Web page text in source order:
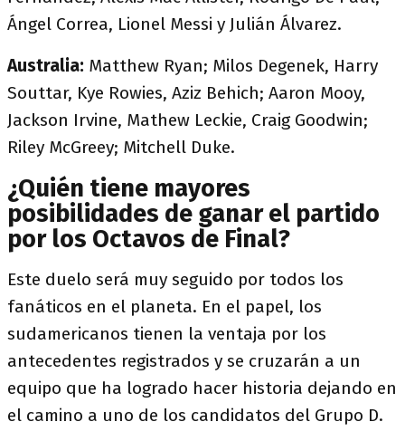
Ángel Correa, Lionel Messi y Julián Álvarez.
Australia: Matthew Ryan; Milos Degenek, Harry
Souttar, Kye Rowies, Aziz Behich; Aaron Mooy,
Jackson Irvine, Mathew Leckie, Craig Goodwin;
Riley McGreey; Mitchell Duke.
¿Quién tiene mayores
posibilidades de ganar el partido
por los Octavos de Final?
Este duelo será muy seguido por todos los
fanáticos en el planeta. En el papel, los
sudamericanos tienen la ventaja por los
antecedentes registrados y se cruzarán a un
equipo que ha logrado hacer historia dejando en
el camino a uno de los candidatos del Grupo D.